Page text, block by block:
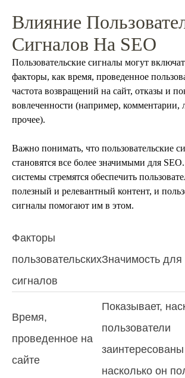
Влияние
Сигналов На SEO
Пользовательские сигналы могут
факторы, как время, проведенное
частота возвращений на сайт, отказы и
вовлеченности (например, комментарии,
прочее).
Важно понимать, что пользовательские
становятся все более значимыми для
системы стремятся обеспечить
полезный и релевантный контент, и
сигналы помогают им в этом.
Факторы
пользовательских
сигналов
Значимость для
Время,
проведенное на
сайте
Показывает,
пользователи
насколько он